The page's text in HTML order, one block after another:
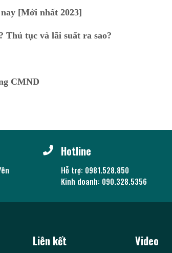
[Mới nhất 2023]
Thủ tục và lãi suất ra sao?
CMND
Hotline
Hỗ trợ: 0981.528.850
Kinh doanh: 090.328.5356
Liên kết Video